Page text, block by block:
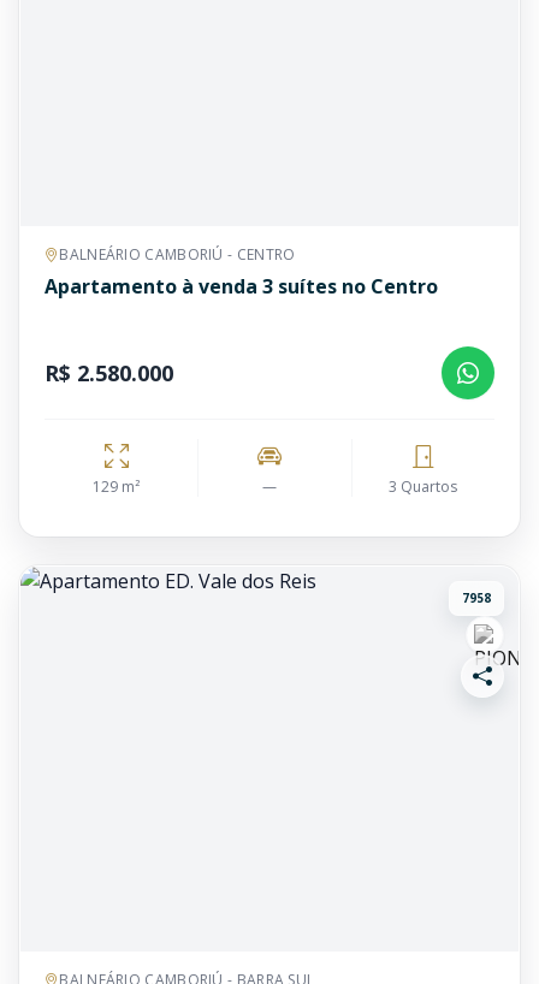
BALNEÁRIO CAMBORIÚ - CENTRO
Apartamento à venda 3 suítes no Centro
R$ 2.580.000
129 m² — 3 Quartos
7958
BALNEÁRIO CAMBORIÚ - BARRA SUL